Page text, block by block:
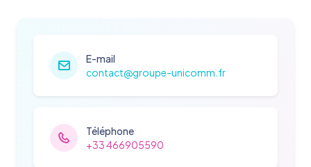
E-mail
contact@groupe-unicomm.fr
Téléphone
+33 466905590